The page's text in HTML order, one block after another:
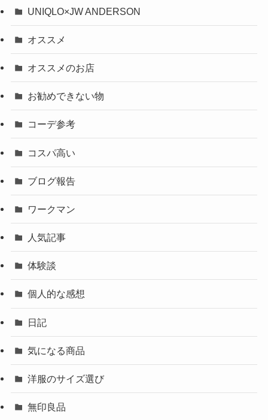
UNIQLO×JW ANDERSON
オススメ
オススメのお店
お勧めできない物
コーデ参考
コスパ高い
ブログ報告
ワークマン
人気記事
体験談
個人的な感想
日記
気になる商品
洋服のサイズ選び
無印良品